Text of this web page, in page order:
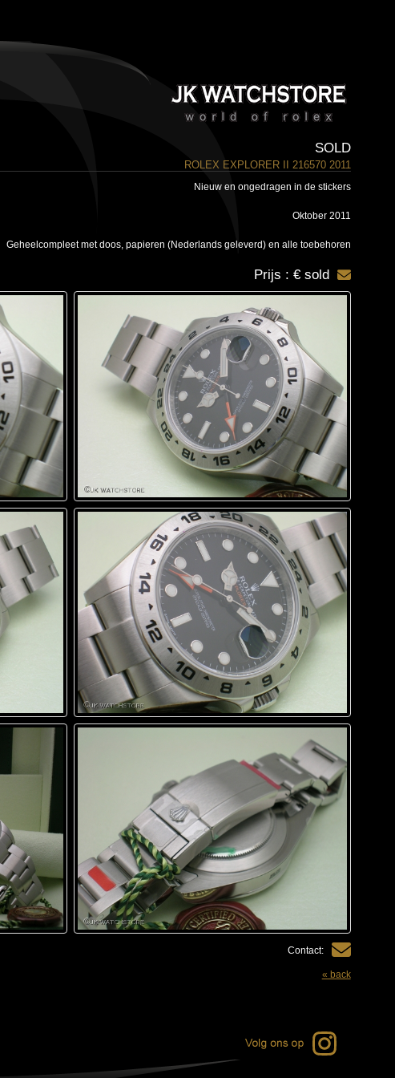
SOLD
ROLEX EXPLORER II 216570 2011
Nieuw en ongedragen in de stickers
Oktober 2011
Geheelcompleet met doos, papieren (Nederlands geleverd) en alle toebehoren
Prijs : € sold
Contact:
« back